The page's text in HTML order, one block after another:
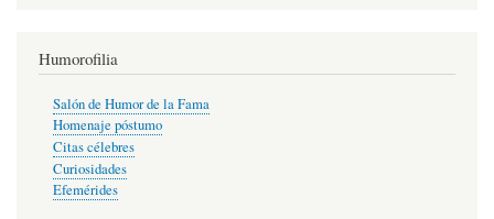
Humorofilia
Salón de Humor de la Fama
Homenaje póstumo
Citas célebres
Curiosidades
Efemérides